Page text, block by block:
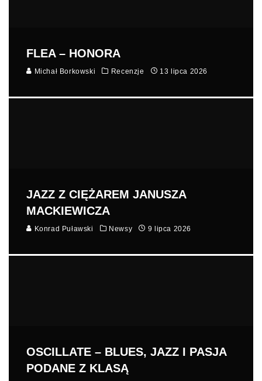
FLEA – HONORA
Michał Borkowski Recenzje 13 lipca 2026
JAZZ Z CIĘŻAREM JANUSZA
MACKIEWICZA
Konrad Puławski Newsy 9 lipca 2026
OSCILLATE – BLUES, JAZZ I PASJA
PODANE Z KLASĄ